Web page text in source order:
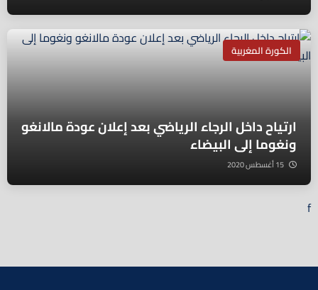
الكورة المغربية
ارتياح داخل الرجاء الرياضي بعد إعلان عودة مالانغو
ونغوما إلى البيضاء
f